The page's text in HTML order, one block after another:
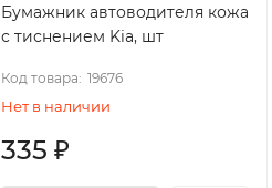
Бумажник автоводителя кожа
с тиснением Kia, шт
Код товара: 19676
Нет в наличии
335 ₽